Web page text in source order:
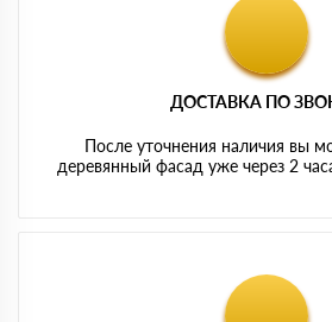
ДОСТАВКА ПО
После уточнения наличия вы
деревянный фасад уже через 2